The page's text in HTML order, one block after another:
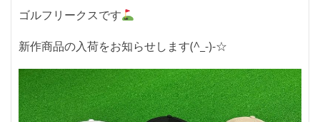
ゴルフリークスです
新作商品の入荷をお知らせします(^_-)-☆